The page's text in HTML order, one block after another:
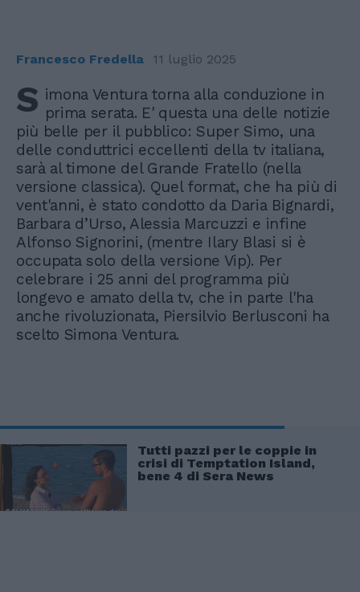
Francesco Fredella 11 luglio 2025
S imona Ventura torna alla conduzione in
prima serata. E' questa una delle notizie
più belle per il pubblico: Super Simo, una
delle conduttrici eccellenti della tv italiana,
sarà al timone del Grande Fratello (nella
versione classica). Quel format, che ha più di
vent'anni, è stato condotto da Daria Bignardi,
Barbara d’Urso, Alessia Marcuzzi e infine
Alfonso Signorini, (mentre Ilary Blasi si è
occupata solo della versione Vip). Per
celebrare i 25 anni del programma più
longevo e amato della tv, che in parte l'ha
anche rivoluzionata, Piersilvio Berlusconi ha
scelto Simona Ventura.
Tutti pazzi per le coppie in
crisi di Temptation Island,
bene 4 di Sera News